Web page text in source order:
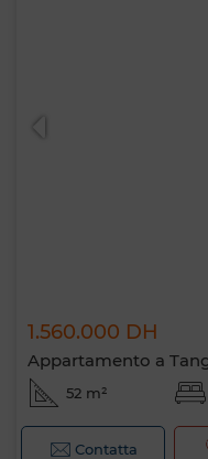
1.560.000 DH
Appartamento a
52 m²
Contatta